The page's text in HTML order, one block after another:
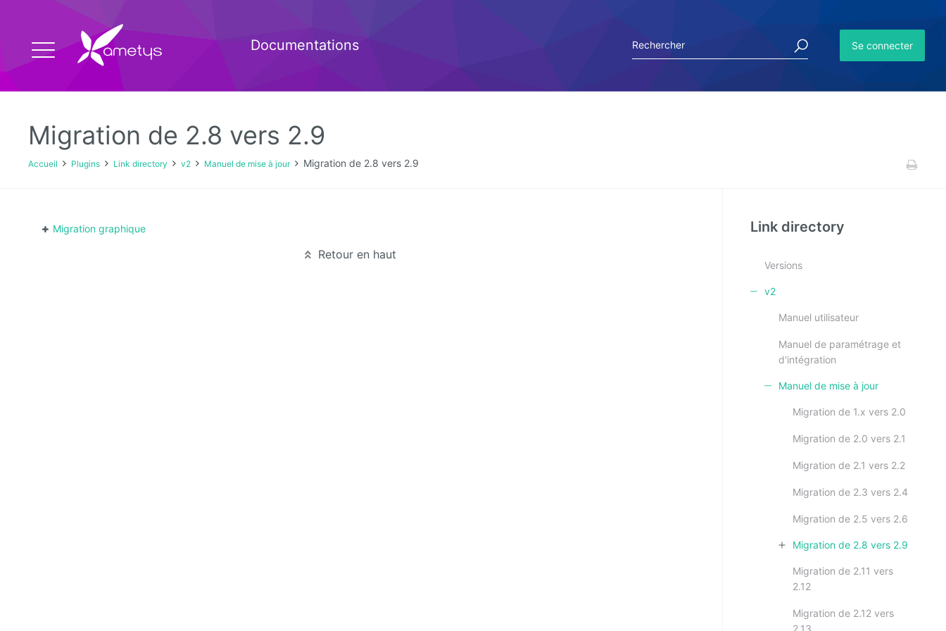
Documentations Se connecter
Migration de 2.8 vers 2.9
Accueil Plugins Link directory v2 Manuel de mise à jour Migration de 2.8 vers 2.9
Migration graphique
Retour en haut
Link directory
Versions
v2
Manuel utilisateur
Manuel de paramétrage et
d'intégration
Manuel de mise à jour
Migration de 1.x vers 2.0
Migration de 2.0 vers 2.1
Migration de 2.1 vers 2.2
Migration de 2.3 vers 2.4
Migration de 2.5 vers 2.6
Migration de 2.8 vers 2.9
Migration de 2.11 vers
2.12
Migration de 2.12 vers
2.13